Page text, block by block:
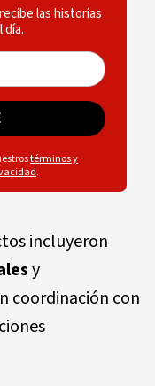
las historias
día.
términos y
.
incluyeron
y
coordinación con